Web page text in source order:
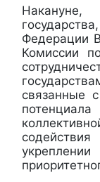
Федерации
Комиссии
связанные